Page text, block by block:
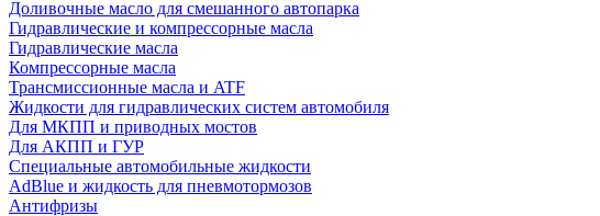
Доливочные масло для смешанного автопарка
Гидравлические и компрессорные масла
Гидравлические масла
Компрессорные масла
Трансмиссионные масла и ATF
Жидкости для гидравлических систем автомобиля
Для МКПП и приводных мостов
Для АКПП и ГУР
Специальные автомобильные жидкости
AdBlue и жидкость для пневмотормозов
Антифризы